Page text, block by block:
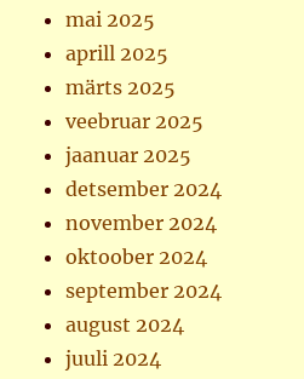
mai 2025
aprill 2025
märts 2025
veebruar 2025
jaanuar 2025
detsember 2024
november 2024
oktoober 2024
september 2024
august 2024
juuli 2024